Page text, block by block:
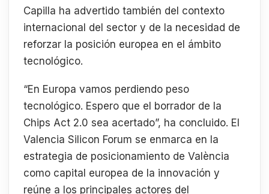
Capilla ha advertido también del contexto
internacional del sector y de la necesidad de
reforzar la posición europea en el ámbito
tecnológico.
“En Europa vamos perdiendo peso
tecnológico. Espero que el borrador de la
Chips Act 2.0 sea acertado”, ha concluido. El
Valencia Silicon Forum se enmarca en la
estrategia de posicionamiento de València
como capital europea de la innovación y
reúne a los principales actores del